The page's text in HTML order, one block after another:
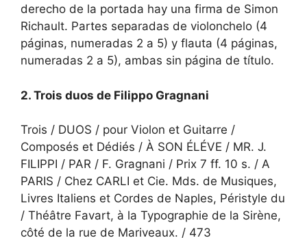
derecho de la portada hay una firma de Simon
Richault. Partes separadas de violonchelo (4
páginas, numeradas 2 a 5) y flauta (4 páginas,
numeradas 2 a 5), ambas sin página de título.
2. Trois duos de Filippo Gragnani
Trois / DUOS / pour Violon et Guitarre /
Composés et Dédiés / À SON ÉLÉVE / MR. J.
FILIPPI / PAR / F. Gragnani / Prix 7 ff. 10 s. / A
PARIS / Chez CARLI et Cie. Mds. de Musiques,
Livres Italiens et Cordes de Naples, Péristyle du
/ Théâtre Favart, à la Typographie de la Sirène,
côté de la rue de Mariveaux. / 473